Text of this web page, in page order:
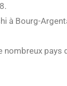
à Bourg-
nombreux pays